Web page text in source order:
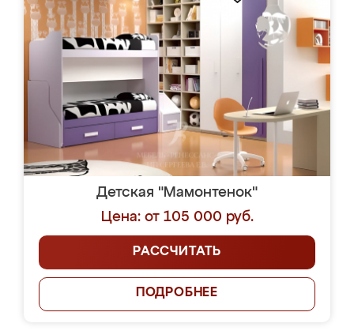
Детская "Мамонтенок"
Цена: от 105 000 руб.
РАССЧИТАТЬ
ПОДРОБНЕЕ